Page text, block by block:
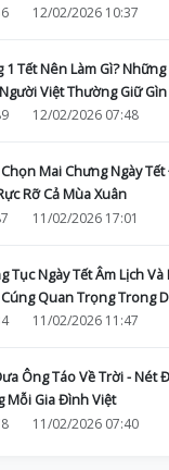
12/02/2026 10:37
1 Tết Nên Làm Gì?
Việt Thường Giữ Gìn
12/02/2026 07:48
Chọn Mai Chưng Ngày
Rỡ Cả Mùa Xuân
11/02/2026 17:01
Tục Ngày Tết Âm Lịch Và
Quan Trọng Trong
11/02/2026 11:47
Ông Táo Về Trời - Nét
Mỗi Gia Đình Việt
11/02/2026 07:40